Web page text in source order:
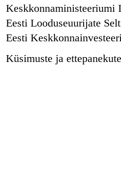
Keskkonnaministeeriumi
Eesti Looduseuurijate
Eesti
Küsimuste ja